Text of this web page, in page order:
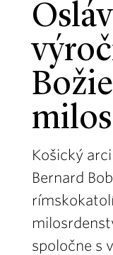
Košický
Bernard
spoločne s